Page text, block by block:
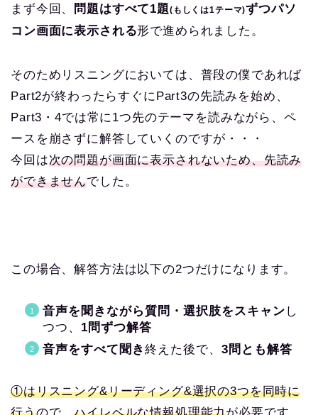
まず今回、 問題はすべて1題(もしくは1テーマ)ずつパソ
コン画面に表示される形で進められました。
そのためリスニングにおいては、普段の僕であれば
Part2が終わったらすぐにPart3の先読みを始め、
Part3・4では常に1つ先のテーマを読みながら、ペ
ースを崩さずに解答していくのですが・・・
今回は次の問題が画面に表示されないため、先読み
ができませんでした。
この場合、解答方法は以下の2つだけになります。
音声を聞きながら質問・選択肢をスキャン し
つつ、 1問ずつ解答
音声をすべて聞き 終えた後で、 3問とも解答
①はリスニング&リーディング&選択の3つを同時に
行うので、ハイレベルな情報処理能力が必要です。